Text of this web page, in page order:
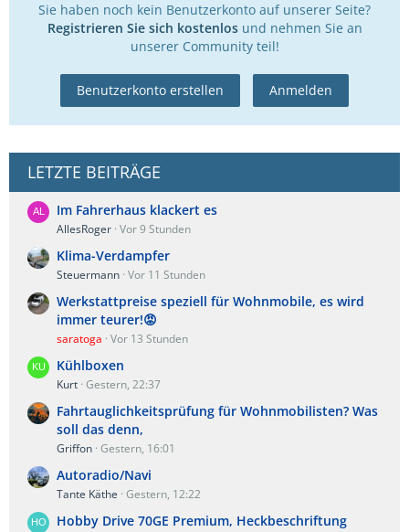
Sie haben noch kein Benutzerkonto auf unserer Seite?
Registrieren Sie sich kostenlosund nehmen Sie an
unserer Community teil!
Benutzerkonto erstellen Anmelden
LETZTE BEITRÄGE
Im Fahrerhaus klackert es
AllesRoger Vor 9 Stunden
Klima-Verdampfer
Steuermann Vor 11 Stunden
Werkstattpreise speziell für Wohnmobile, es wird
immer teurer!😡
saratoga Vor 13 Stunden
Kühlboxen
Kurt Gestern, 22:37
Fahrtauglichkeitsprüfung für Wohnmobilisten? Was
soll das denn,
Griffon Gestern, 16:01
Autoradio/Navi
Tante Käthe Gestern, 12:22
Hobby Drive 70GE Premium, Heckbeschriftung